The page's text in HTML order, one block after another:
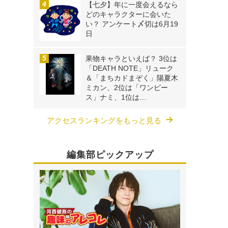
【七夕】年に一度会えるなら
どのキャラクターに会いた
い？ アンケート〆切は6月19
日
果物キャラといえば？ 3位は
「DEATH NOTE」リューク
＆「まちカドまぞく」陽夏木
ミカン、2位は「ワンピー
ス」ナミ、1位は…
アクセスランキングをもっと見る
編集部ピックアップ